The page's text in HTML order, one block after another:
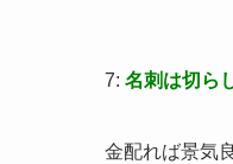
7: 名刺は切ら
金配れば景気